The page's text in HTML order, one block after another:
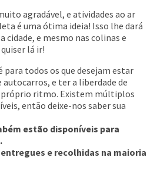
agradável, e atividades ao ar
é uma ótima ideia! Isso lhe dará
cidade, e mesmo nas colinas e
lá ir!
para todos os que desejam estar
e ter a liberdade de
próprio ritmo. Existem múltiplos
então deixe-nos saber sua
estão disponíveis para
e recolhidas na maioria